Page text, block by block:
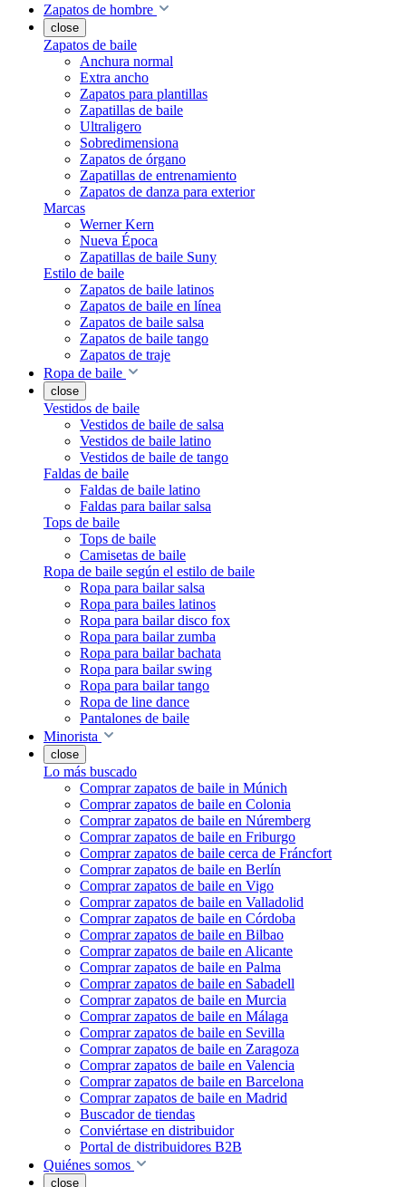
Zapatos de hombre
close
Zapatos de baile
Anchura normal
Extra ancho
Zapatos para plantillas
Zapatillas de baile
Ultraligero
Sobredimensiona
Zapatos de órgano
Zapatillas de entrenamiento
Zapatos de danza para exterior
Marcas
Werner Kern
Nueva Época
Zapatillas de baile Suny
Estilo de baile
Zapatos de baile latinos
Zapatos de baile en línea
Zapatos de baile salsa
Zapatos de baile tango
Zapatos de traje
Ropa de baile
close
Vestidos de baile
Vestidos de baile de salsa
Vestidos de baile latino
Vestidos de baile de tango
Faldas de baile
Faldas de baile latino
Faldas para bailar salsa
Tops de baile
Tops de baile
Camisetas de baile
Ropa de baile según el estilo de baile
Ropa para bailar salsa
Ropa para bailes latinos
Ropa para bailar disco fox
Ropa para bailar zumba
Ropa para bailar bachata
Ropa para bailar swing
Ropa para bailar tango
Ropa de line dance
Pantalones de baile
Minorista
close
Lo más buscado
Comprar zapatos de baile in Múnich
Comprar zapatos de baile en Colonia
Comprar zapatos de baile en Núremberg
Comprar zapatos de baile en Friburgo
Comprar zapatos de baile cerca de Fráncfort
Comprar zapatos de baile en Berlín
Comprar zapatos de baile en Vigo
Comprar zapatos de baile en Valladolid
Comprar zapatos de baile en Córdoba
Comprar zapatos de baile en Bilbao
Comprar zapatos de baile en Alicante
Comprar zapatos de baile en Palma
Comprar zapatos de baile en Sabadell
Comprar zapatos de baile en Murcia
Comprar zapatos de baile en Málaga
Comprar zapatos de baile en Sevilla
Comprar zapatos de baile en Zaragoza
Comprar zapatos de baile en Valencia
Comprar zapatos de baile en Barcelona
Comprar zapatos de baile en Madrid
Buscador de tiendas
Conviértase en distribuidor
Portal de distribuidores B2B
Quiénes somos
close